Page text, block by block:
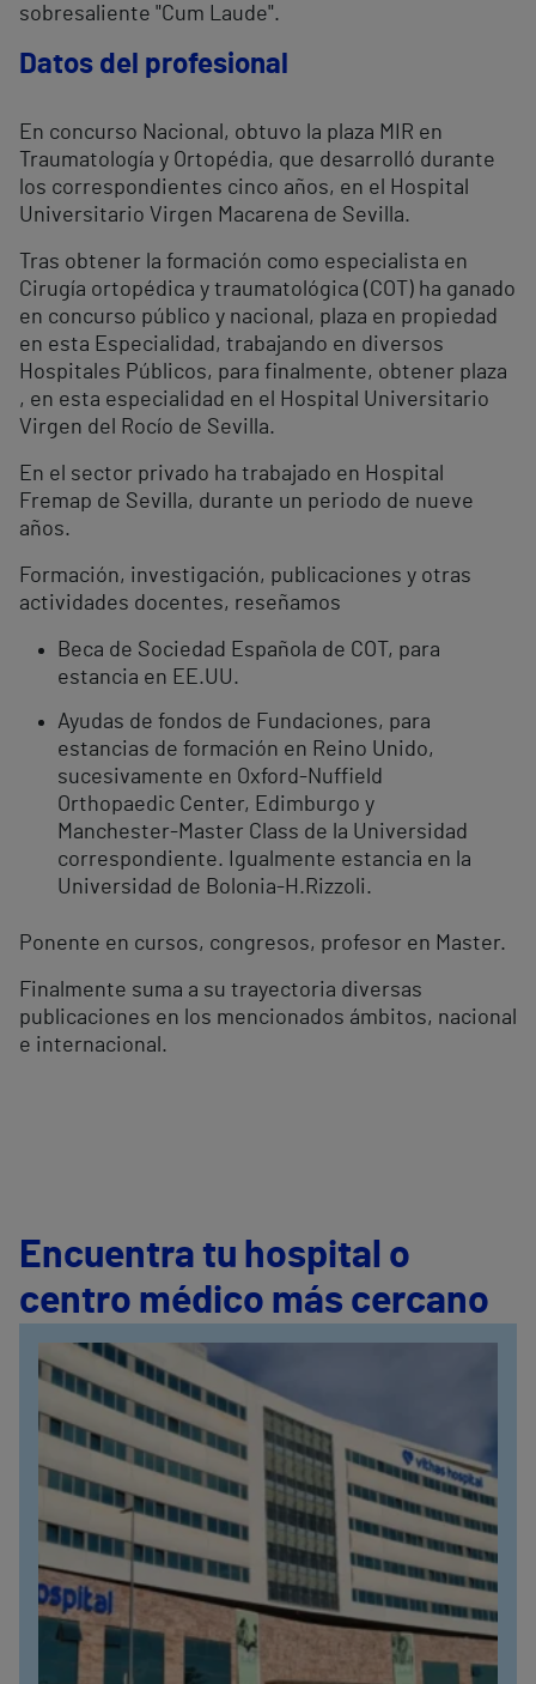
sobresaliente "Cum Laude".
Datos del profesional
En concurso Nacional, obtuvo la plaza MIR en
Traumatología y Ortopédia, que desarrolló durante
los correspondientes cinco años, en el Hospital
Universitario Virgen Macarena de Sevilla.
Tras obtener la formación como especialista en
Cirugía ortopédica y traumatológica (COT) ha ganado
en concurso público y nacional, plaza en propiedad
en esta Especialidad, trabajando en diversos
Hospitales Públicos, para finalmente, obtener plaza
, en esta especialidad en el Hospital Universitario
Virgen del Rocío de Sevilla.
En el sector privado ha trabajado en Hospital
Fremap de Sevilla, durante un periodo de nueve
años.
Formación, investigación, publicaciones y otras
actividades docentes, reseñamos
Beca de Sociedad Española de COT, para
estancia en EE.UU.
Ayudas de fondos de Fundaciones, para
estancias de formación en Reino Unido,
sucesivamente en Oxford-Nuffield
Orthopaedic Center, Edimburgo y
Manchester-Master Class de la Universidad
correspondiente. Igualmente estancia en la
Universidad de Bolonia-H.Rizzoli.
Ponente en cursos, congresos, profesor en Master.
Finalmente suma a su trayectoria diversas
publicaciones en los mencionados ámbitos, nacional
e internacional.
Encuentra tu hospital o
centro médico más cercano